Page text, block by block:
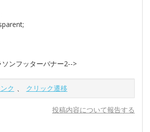
ンフッターバナー2-->
ク 、 クリック遷移
投稿内容について報告する